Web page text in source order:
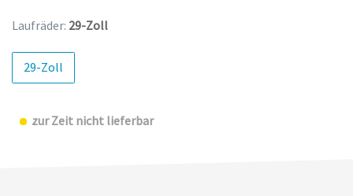
Laufräder: 29-Zoll
29-Zoll
zur Zeit nicht lieferbar